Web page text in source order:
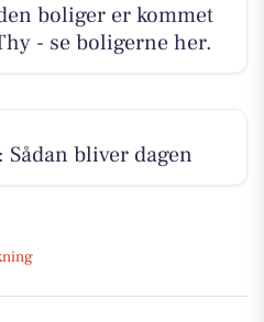
boliger er kommet
- se boligerne her.
bliver dagen